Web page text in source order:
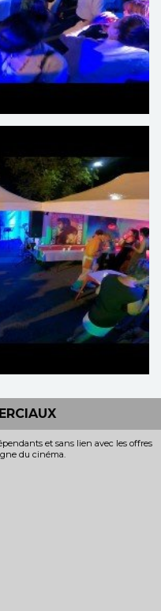
et sans lien avec les offres
du cinéma.